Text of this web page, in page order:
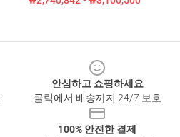
안심하고 쇼핑하세요
클릭에서 배송까지 24/7 보호
100% 안전한 결제